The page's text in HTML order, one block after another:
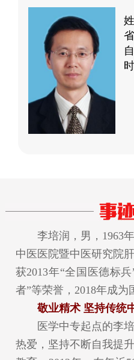
李培润，男，1963年
中医医院暨中医研究院
获2013年“全国医德标
者”等荣誉，2018年成为
敬业精术 坚持传统
医学中专起点的李培
热爱，坚持不断自我提